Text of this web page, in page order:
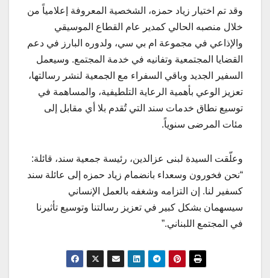
وقد تم اختيار زياد حمزه، الشخصية المعروفة إعلامياً من
خلال منصبه الحالي كمدير عام القطاع الموسيقي
والإذاعي في مجموعة ام بي سي، ولدوره البارز في دعم
القضايا المجتمعية وتفانيه في خدمة المجتمع. وسيعمل
السفير الجديد وباقي السفراء مع الجمعية لنشر رسالتها،
تعزيز الوعي بأهمية الرعاية التلطيفية، والمساهمة في
توسيع نطاق خدمات سند التي تُقدم بلا أي مقابل إلى
مئات المرضى سنوياً.
وعلّقت السيدة لبنى عزالدين، رئيسة جمعية سند، قائلة:
“نحن فخورون وسعداء بانضمام زياد حمزه إلى عائلة سند
كسفير لنا. إن التزامه وشغفه بالعمل الإنساني
سيسهمان بشكل كبير في تعزيز رسالتنا وتوسيع تأثيرنا
في المجتمع اللبناني.”